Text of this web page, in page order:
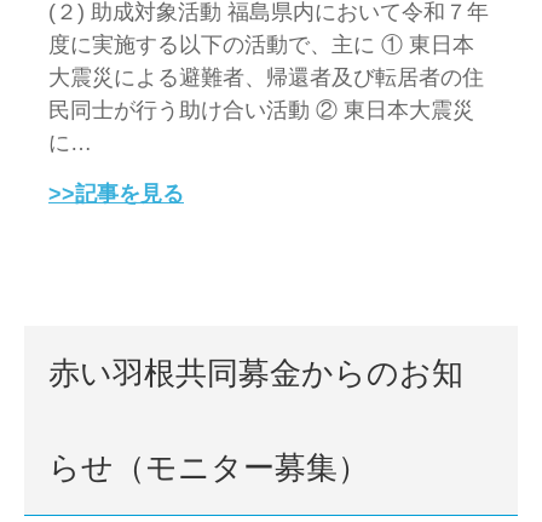
(２) 助成対象活動 福島県内において令和７年
度に実施する以下の活動で、主に ① 東日本
大震災による避難者、帰還者及び転居者の住
民同士が行う助け合い活動 ② 東日本大震災
に…
>>記事を見る
赤い羽根共同募金からのお知
らせ（モニター募集）